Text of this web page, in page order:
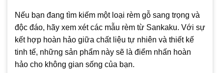
Nếu bạn đang tìm kiếm một loại rèm gỗ sang trọng và
độc đáo, hãy xem xét các mẫu rèm từ Sankaku. Với sự
kết hợp hoàn hảo giữa chất liệu tự nhiên và thiết kế
tinh tế, những sản phẩm này sẽ là điểm nhấn hoàn
hảo cho không gian sống của bạn.